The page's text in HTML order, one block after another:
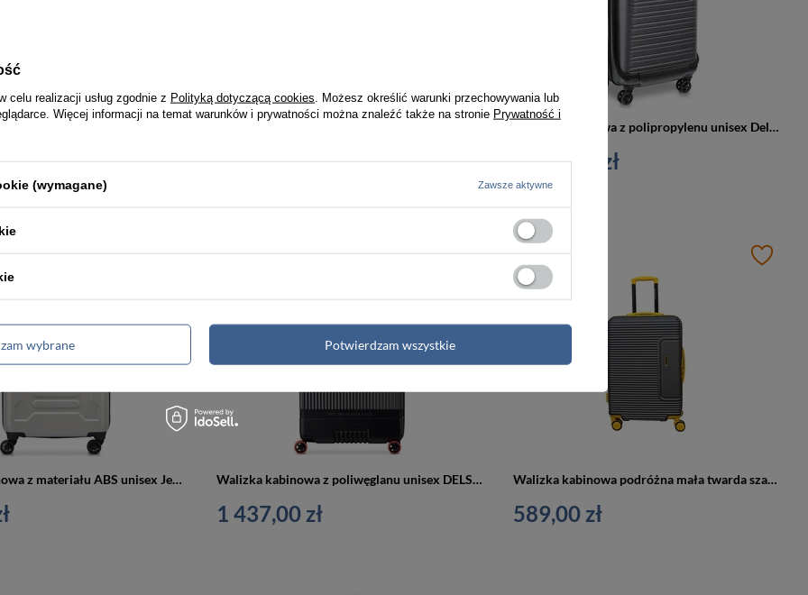
Walizka kabinowa z polipropylenu unisex Delsey New Segur 2.0 twarda mała szara
1 156,00 zł
Walizka kabinowa z materiału ABS unisex Jeep JH004C mała twarda szara Walizka kabinowa z poliwęglanu unisex DELSEY PARIS JEEP JH001A na 4 kółkach antracytowa
1 437,00 zł
Walizka kabinowa podróżna mała twarda szara - Vip Collection Madryt I 20
589,00 zł
celu realizacji usług zgodnie z Polityką dotyczącą cookies . Możesz określić warunki przechowywania lub
Więcej informacji na temat warunków i prywatności można znaleźć także na stronie Prywatność i
(wymagane) Zawsze aktywne
wybrane Potwierdzam wszystkie